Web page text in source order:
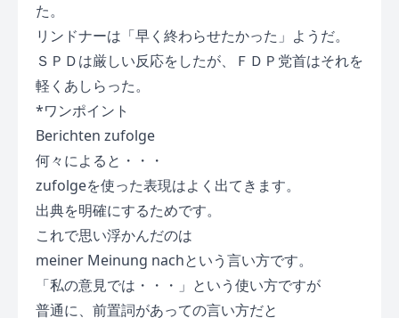
た。
リンドナーは「早く終わらせたかった」ようだ。
ＳＰＤは厳しい反応をしたが、ＦＤＰ党首はそれを
軽くあしらった。
*ワンポイント
Berichten zufolge
何々によると・・・
zufolgeを使った表現はよく出てきます。
出典を明確にするためです。
これで思い浮かんだのは
meiner Meinung nachという言い方です。
「私の意見では・・・」という使い方ですが
普通に、前置詞があっての言い方だと